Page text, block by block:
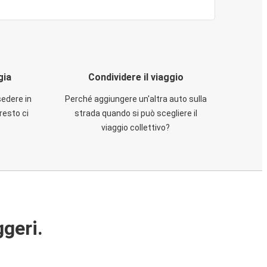
in
ci
Condividere il viaggio
Perché aggiungere un'altra auto sulla
strada quando si può scegliere il
viaggio collettivo?